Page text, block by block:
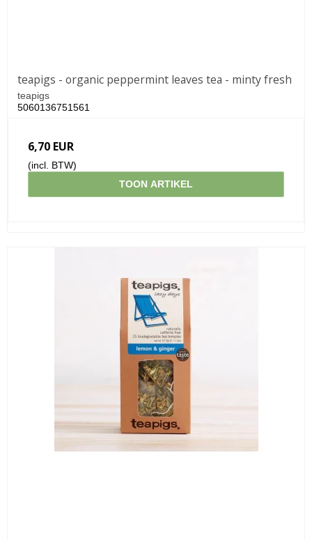
teapigs - organic peppermint leaves tea - minty fresh
teapigs
5060136751561
6,70 EUR
(incl. BTW)
TOON ARTIKEL